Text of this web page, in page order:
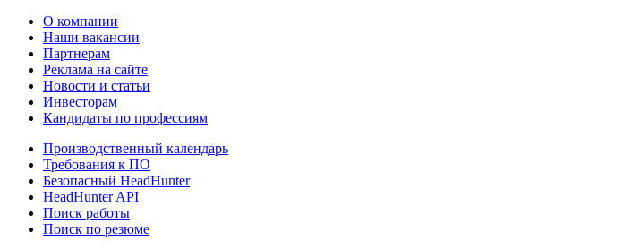
О компании
Наши вакансии
Партнерам
Реклама на сайте
Новости и статьи
Инвесторам
Кандидаты по профессиям
Производственный календарь
Требования к ПО
Безопасный HeadHunter
HeadHunter API
Поиск работы
Поиск по резюме